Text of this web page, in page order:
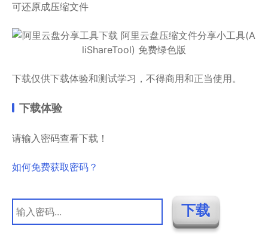
可还原成压缩文件
下载仅供下载体验和测试学习，不得商用和正当使用。
下载体验
请输入密码查看下载！
如何免费获取密码？